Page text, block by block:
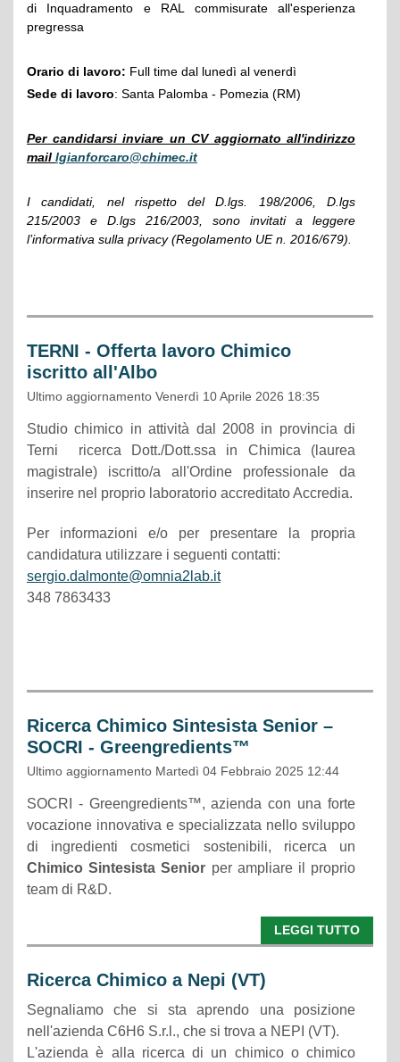
di Inquadramento e RAL commisurate all'esperienza
pregressa
Orario di lavoro: Full time dal lunedì al venerdì
Sede di lavoro: Santa Palomba - Pomezia (RM)
Per candidarsi inviare un CV aggiornato all'indirizzo
mail lgianforcaro@chimec.it
I candidati, nel rispetto del D.lgs. 198/2006, D.lgs
215/2003 e D.lgs 216/2003, sono invitati a leggere
l’informativa sulla privacy (Regolamento UE n. 2016/679).
TERNI - Offerta lavoro Chimico
iscritto all'Albo
Ultimo aggiornamento Venerdì 10 Aprile 2026 18:35
Studio chimico in attività dal 2008 in provincia di
Terni ricerca Dott./Dott.ssa in Chimica (laurea
magistrale) iscritto/a all'Ordine professionale da
inserire nel proprio laboratorio accreditato Accredia.
Per informazioni e/o per presentare la propria
candidatura utilizzare i seguenti contatti:
sergio.dalmonte@omnia2lab.it
348 7863433
Ricerca Chimico Sintesista Senior –
SOCRI - Greengredients™
Ultimo aggiornamento Martedì 04 Febbraio 2025 12:44
SOCRI - Greengredients™, azienda con una forte
vocazione innovativa e specializzata nello sviluppo
di ingredienti cosmetici sostenibili, ricerca un
Chimico Sintesista Senior per ampliare il proprio
team di R&D.
LEGGI TUTTO
Ricerca Chimico a Nepi (VT)
Segnaliamo che si sta aprendo una posizione
nell'azienda C6H6 S.r.l., che si trova a NEPI (VT).
L'azienda è alla ricerca di un chimico o chimico